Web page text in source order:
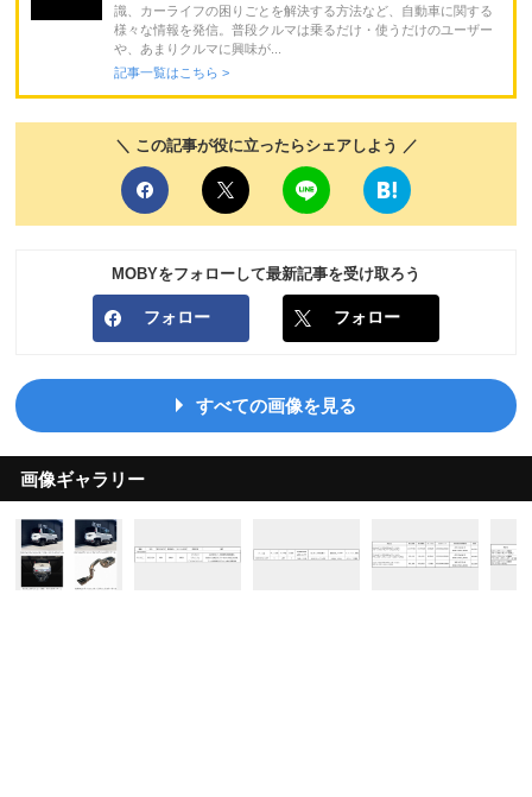
識、カーライフの困りごとを解決する方法など、自動車に関する
様々な情報を発信。普段クルマは乗るだけ・使うだけのユーザー
や、あまりクルマに興味が...
記事一覧はこちら >
＼ この記事が役に立ったらシェアしよう ／
MOBYをフォローして最新記事を受け取ろう
フォロー フォロー
すべての画像を見る
画像ギャラリー